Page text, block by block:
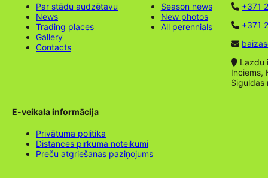
Par stādu audzētavu
News
Trading places
Gallery
Contacts
Season news
New photos
All perennials
+371
+371
Lazdu
Inciems,
Siguldas
E-veikala informācija
Privātuma politika
Distances pirkuma noteikumi
Preču atgriešanas paziņojums